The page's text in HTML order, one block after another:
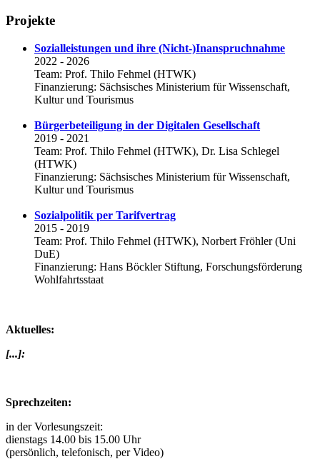
Projekte
Sozialleistungen und ihre (Nicht-)Inanspruchnahme
2022 - 2026
Team: Prof. Thilo Fehmel (HTWK)
Finanzierung: Sächsisches Ministerium für Wissenschaft,
Kultur und Tourismus
Bürgerbeteiligung in der Digitalen Gesellschaft
2019 - 2021
Team: Prof. Thilo Fehmel (HTWK), Dr. Lisa Schlegel
(HTWK)
Finanzierung: Sächsisches Ministerium für Wissenschaft,
Kultur und Tourismus
Sozialpolitik per Tarifvertrag
2015 - 2019
Team: Prof. Thilo Fehmel (HTWK), Norbert Fröhler (Uni
DuE)
Finanzierung: Hans Böckler Stiftung, Forschungsförderung
Wohlfahrtsstaat
Aktuelles:
[...]:
Sprechzeiten:
in der Vorlesungszeit:
dienstags 14.00 bis 15.00 Uhr
(persönlich, telefonisch, per Video)